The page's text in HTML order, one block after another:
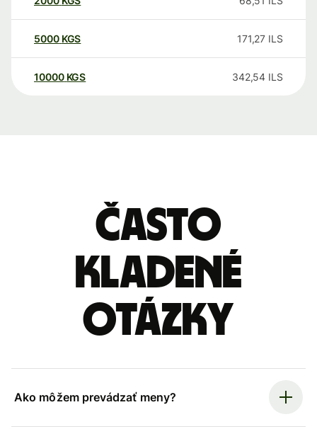
5000 KGS 171,27 ILS
10000 KGS 342,54 ILS
Často
kladené
otázky
Ako môžem prevádzať meny?